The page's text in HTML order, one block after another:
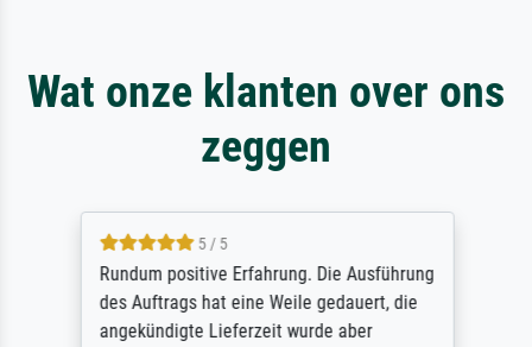
Wat onze klanten over ons
zeggen
5 / 5
Rundum positive Erfahrung. Die Ausführung
des Auftrags hat eine Weile gedauert, die
angekündigte Lieferzeit wurde aber